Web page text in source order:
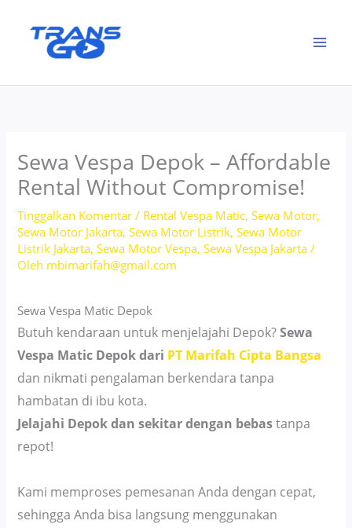
Sewa Vespa Depok – Affordable
Rental Without Compromise!
Tinggalkan Komentar / Rental Vespa Matic,Sewa Motor,
Sewa Motor Jakarta,Sewa Motor Listrik,Sewa Motor
Listrik Jakarta,Sewa Motor Vespa,Sewa Vespa Jakarta /
Oleh mbimarifah@gmail.com
Sewa Vespa Matic Depok
Butuh kendaraan untuk menjelajahi Depok?Sewa
Vespa Matic Depok dari PT Marifah Cipta Bangsa
dan nikmati pengalaman berkendara tanpa
hambatan di ibu kota.
Jelajahi Depok dan sekitar dengan bebastanpa
repot!
Kami memproses pemesanan Anda dengan cepat,
sehingga Anda bisa langsung menggunakan